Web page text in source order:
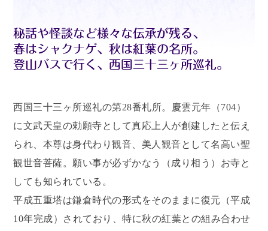
西国三十三ヶ所巡礼の第28番札所。慶雲元年（704）
に文武天皇の勅願寺として真応上人が創建したと伝え
られ、本尊は身代わり観音、美人観音として名高い聖
観世音菩薩。願い事が必ずかなう（成り相う）お寺と
しても知られている。
平成五重塔は鎌倉時代の形式をそのままに復元（平成
10年完成）されており、特に秋の紅葉との組み合わせ